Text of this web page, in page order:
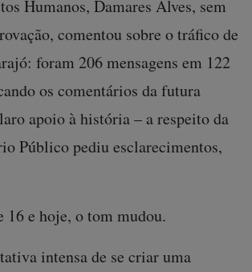
Humanos, Damares Alves, sem
comentou sobre o tráfico de
foram 206 mensagens em 122
os comentários da futura
apoio à história – a respeito da
Público pediu esclarecimentos,
16 e hoje, o tom mudou.
intensa de se criar uma